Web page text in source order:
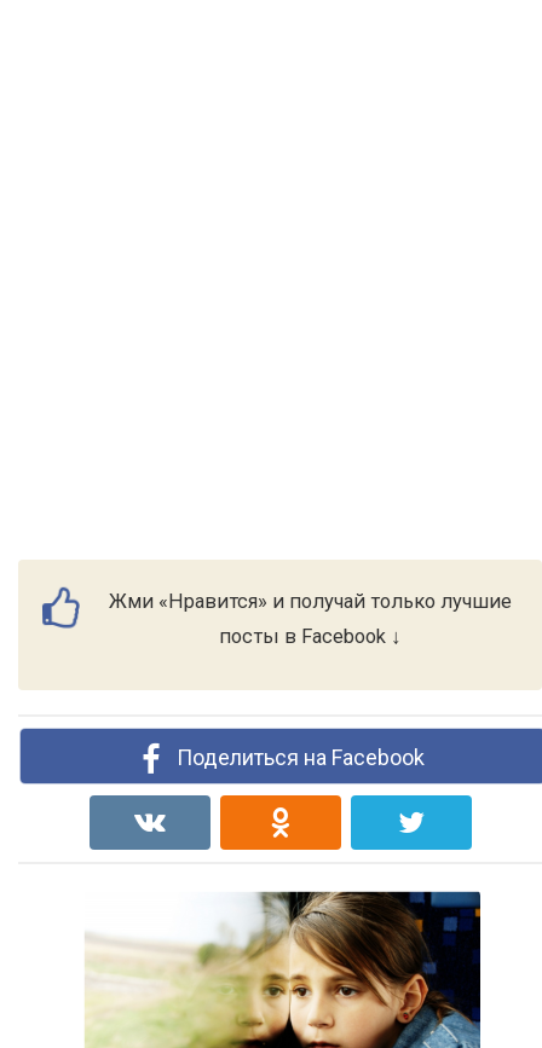
Жми «Нравится» и получай только лучшие
посты в Facebook ↓
Поделиться на Facebook